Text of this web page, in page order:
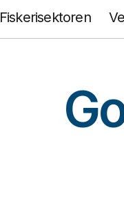
Fiskerisektoren